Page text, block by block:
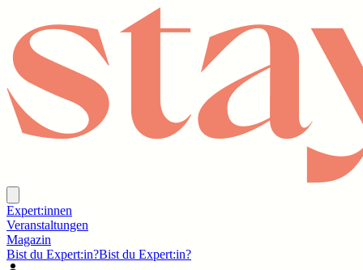
Expert:innen
Veranstaltungen
Magazin
Bist du Expert:in?Bist du Expert:in?